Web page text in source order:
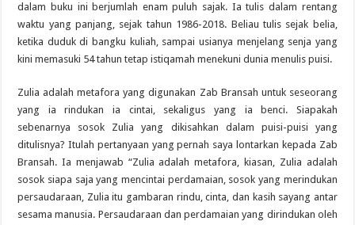
dalam buku ini berjumlah enam puluh sajak. Ia tulis dalam rentang
waktu yang panjang, sejak tahun 1986-2018. Beliau tulis sejak belia,
ketika duduk di bangku kuliah, sampai usianya menjelang senja yang
kini memasuki 54 tahun tetap istiqamah menekuni dunia menulis puisi.
Zulia adalah metafora yang digunakan Zab Bransah untuk seseorang
yang ia rindukan ia cintai, sekaligus yang ia benci. Siapakah
sebenarnya sosok Zulia yang dikisahkan dalam puisi-puisi yang
ditulisnya? Itulah pertanyaan yang pernah saya lontarkan kepada Zab
Bransah. Ia menjawab “Zulia adalah metafora, kiasan, Zulia adalah
sosok siapa saja yang mencintai perdamaian, sosok yang merindukan
persaudaraan, Zulia itu gambaran rindu, cinta, dan kasih sayang antar
sesama manusia. Persaudaraan dan perdamaian yang dirindukan oleh